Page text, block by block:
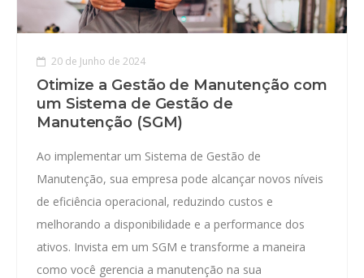
20 de Junho de 2024
Otimize a Gestão de Manutenção com
um Sistema de Gestão de
Manutenção (SGM)
Ao implementar um Sistema de Gestão de
Manutenção, sua empresa pode alcançar novos níveis
de eficiência operacional, reduzindo custos e
melhorando a disponibilidade e a performance dos
ativos. Invista em um SGM e transforme a maneira
como você gerencia a manutenção na sua